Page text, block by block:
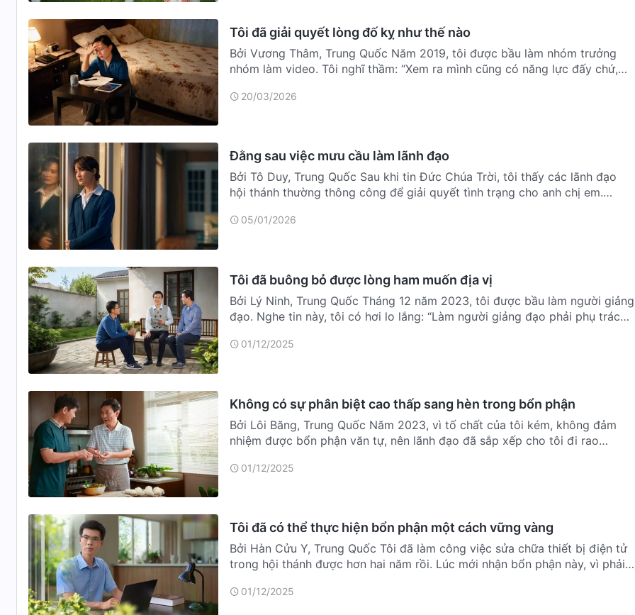
Tôi đã giải quyết lòng đố kỵ như thế nào
Bởi Vương Thâm, Trung Quốc Năm 2019, tôi được bầu làm nhóm trưởng
nhóm làm video. Tôi nghĩ thầm: “Xem ra mình cũng có năng lực đấy chứ,
20/03/2026
Đằng sau việc mưu cầu làm lãnh đạo
Bởi Tô Duy, Trung Quốc Sau khi tin Đức Chúa Trời, tôi thấy các lãnh đạo
hội thánh thường thông công để giải quyết tình trạng cho anh chị em.
05/01/2026
Tôi đã buông bỏ được lòng ham muốn địa vị
Bởi Lý Ninh, Trung Quốc Tháng 12 năm 2023, tôi được bầu làm người giảng
đạo. Nghe tin này, tôi có hơi lo lắng: “Làm người giảng đạo phải phụ trách
01/12/2025
Không có sự phân biệt cao thấp sang hèn trong bổn phận
Bởi Lôi Băng, Trung Quốc Năm 2023, vì tố chất của tôi kém, không đảm
nhiệm được bổn phận văn tự, nên lãnh đạo đã sắp xếp cho tôi đi rao
01/12/2025
Tôi đã có thể thực hiện bổn phận một cách vững vàng
Bởi Hàn Cửu Y, Trung Quốc Tôi đã làm công việc sửa chữa thiết bị điện tử
trong hội thánh được hơn hai năm rồi. Lúc mới nhận bổn phận này, vì phải
01/12/2025